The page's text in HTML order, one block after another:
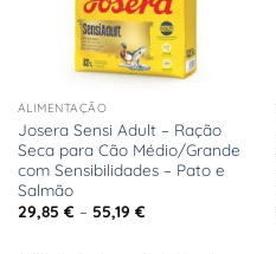
ALIMENTAÇÃO
Josera Sensi Adult – Ração
Seca para Cão Médio/Grande
com Sensibilidades – Pato e
Salmão
29,85 € – 55,19 €Price